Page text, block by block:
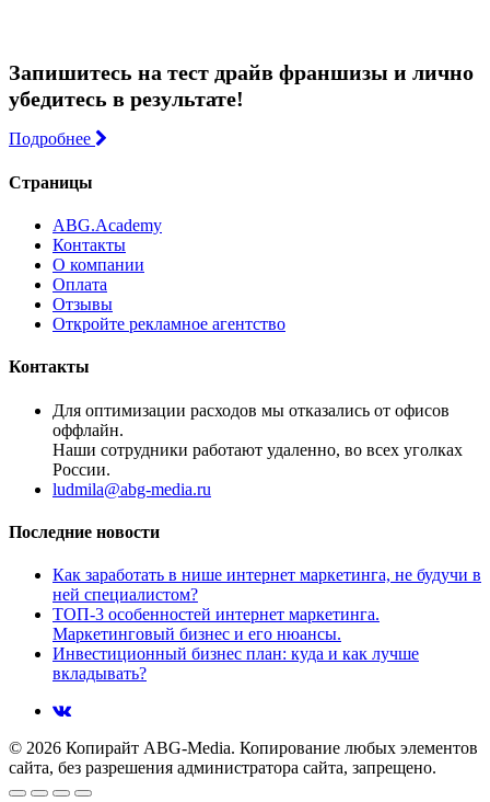
Запишитесь на тест драйв франшизы и лично
убедитесь в результате!
Подробнее
Страницы
ABG.Academy
Контакты
О компании
Оплата
Отзывы
Откройте рекламное агентство
Контакты
Для оптимизации расходов мы отказались от офисов
оффлайн.
Наши сотрудники работают удаленно, во всех уголках
России.
ludmila@abg-media.ru
Последние новости
Как заработать в нише интернет маркетинга, не будучи в
ней специалистом?
ТОП-3 особенностей интернет маркетинга.
Маркетинговый бизнес и его нюансы.
Инвестиционный бизнес план: куда и как лучше
вкладывать?
© 2026 Копирайт ABG-Media. Копирование любых элементов
сайта, без разрешения администратора сайта, запрещено.